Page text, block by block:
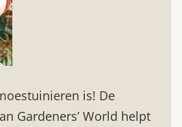
is! De
Gardeners’ World helpt